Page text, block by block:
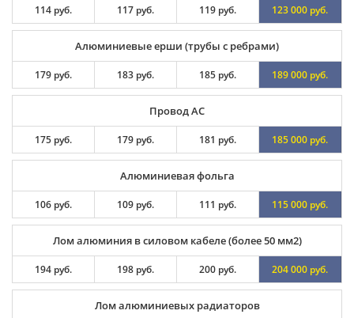
114 руб. 117 руб. 119 руб. 123 000 руб.
Алюминиевые ерши (трубы с ребрами)
179 руб. 183 руб. 185 руб. 189 000 руб.
Провод АС
175 руб. 179 руб. 181 руб. 185 000 руб.
Алюминиевая фольга
106 руб. 109 руб. 111 руб. 115 000 руб.
Лом алюминия в силовом кабеле (более 50 мм2)
194 руб. 198 руб. 200 руб. 204 000 руб.
Лом алюминиевых радиаторов